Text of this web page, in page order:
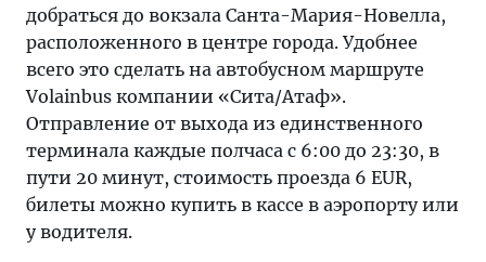
добраться до вокзала Санта-Мария-Новелла,
расположенного в центре города. Удобнее
всего это сделать на автобусном маршруте
Volainbus компании «Сита/Атаф».
Отправление от выхода из единственного
терминала каждые полчаса с 6:00 до 23:30, в
пути 20 минут, стоимость проезда 6 EUR,
билеты можно купить в кассе в аэропорту или
у водителя.